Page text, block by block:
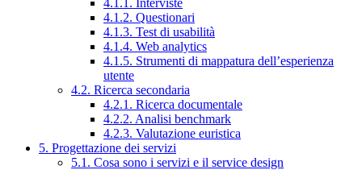
4.1.1. Interviste
4.1.2. Questionari
4.1.3. Test di usabilità
4.1.4. Web analytics
4.1.5. Strumenti di mappatura dell’esperienza
utente
4.2. Ricerca secondaria
4.2.1. Ricerca documentale
4.2.2. Analisi benchmark
4.2.3. Valutazione euristica
5. Progettazione dei servizi
5.1. Cosa sono i servizi e il service design